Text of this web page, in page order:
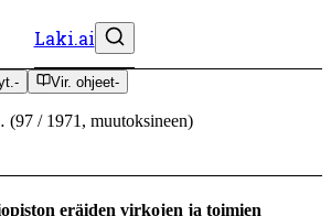
Laki.ai
- Vir. ohjeet-
(97 / 1971 , muutoksineen)
eräiden virkojen ja toimien